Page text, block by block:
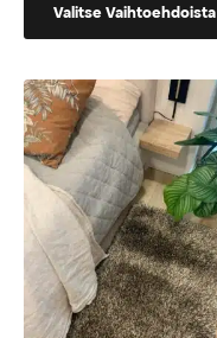
Valitse Vaihtoehdoista
tuotteella
useampi
muunnelma.
Voit
tehdä
valinnat
tuotteen
sivulla.